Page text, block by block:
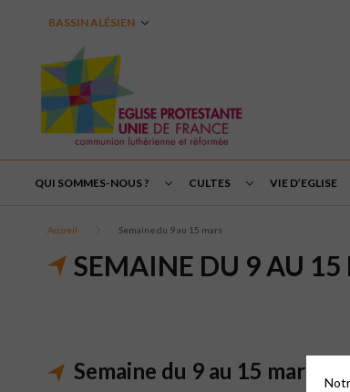
BASSIN ALÉSIEN
QUI SOMMES-NOUS ? CULTES VIE D’EGLISE
Accueil Semaine du 9 au 15 mars
SEMAINE DU 9 AU 15
Semaine du 9 au 15 mars